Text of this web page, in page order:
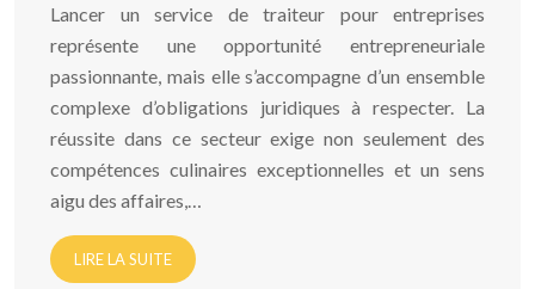
Lancer un service de traiteur pour entreprises
représente une opportunité entrepreneuriale
passionnante, mais elle s’accompagne d’un ensemble
complexe d’obligations juridiques à respecter. La
réussite dans ce secteur exige non seulement des
compétences culinaires exceptionnelles et un sens
aigu des affaires,…
LIRE LA SUITE